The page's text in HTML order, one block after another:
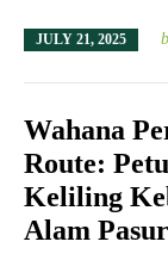
JULY 21, 2025
Wahana
Route:
Keliling
Alam